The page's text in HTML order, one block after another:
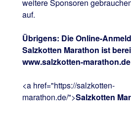
weitere Sponsoren
auf.
Übrigens: Die Online-
Salzkotten Marathon ist
www.salzkotten-marathon.de
<a href="https://salzkotten-
marathon.de/">Salzkotten